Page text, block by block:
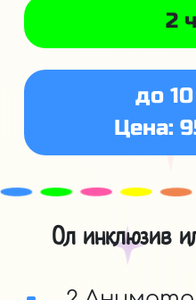
2
до
Цена:
Ол инклюзив